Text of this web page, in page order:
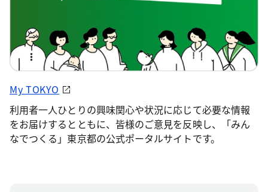
My TOKYO
利用者一人ひとりの興味関心や状況に応じて必要な情報
をお届けするとともに、皆様のご意見を反映し、「みん
なでつくる」東京都の公式ポータルサイトです。